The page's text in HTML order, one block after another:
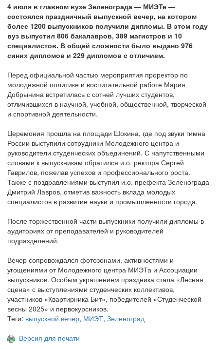
4 июля в главном вузе Зеленограда — МИЭТе —
состоялся праздничный выпускной вечер, на котором
более 1200 выпускников получили дипломы. В этом году
вуз выпустил 806 бакалавров, 389 магистров и 10
специалистов. В общей сложности было выдано 976
синих дипломов и 229 дипломов с отличием.
Перед официальной частью мероприятия проректор по
молодежной политике и воспитательной работе Мария
Добрынина встретилась с сотней лучших студентов,
отличившихся в научной, учебной, общественной, творческой
и спортивной деятельности.
Церемония прошла на площади Шокина, где под звуки гимна
России выступили сотрудники Молодежного центра и
руководители студенческих объединений. С напутственными
словами к выпускникам обратился и.о. ректора Сергей
Гаврилов, пожелав успехов и профессионального роста.
Также с поздравлениями выступил и.о. префекта Зеленограда
Дмитрий Лавров, отметив важность вклада молодых
специалистов в развитие науки и промышленности города.
После торжественной части выпускники получили дипломы в
аудиториях от преподавателей и руководителей
подразделений.
Вечер сопровождался фотозонами, активностями и
угощениями от Молодежного центра МИЭТа и Ассоциации
выпускников. Особым украшением праздника стала «Лесная
сцена» с выступлениями студенческих коллективов,
участников «Квартирника Бит», победителей «Студенческой
весны 2025» и первокурсников.
Теги: выпускной вечер, МИЭТ, Зеленоград
Версия для печати